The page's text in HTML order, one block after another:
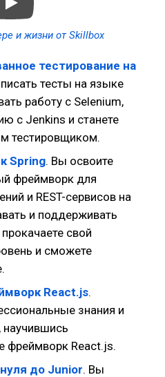
и жизни от Skillbox
тестирование на
тесты на языке
работу с Selenium,
с Jenkins и станете
тестировщиком.
Spring. Вы освоите
фреймворк для
и REST-сервисов на
и поддерживать
свой
и сможете
React.js.
знания и
научившись
фреймворк React.js.
до Junior. Вы